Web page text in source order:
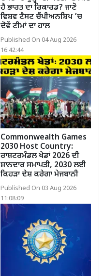
ਹੈ ਭਾਰਤ ਦਾ ਰਿਕਾਰਡ? ਜਾਣੋ
ਵਿਸ਼ਵ ਟੈਸਟ ਚੈਂਪੀਅਨਸ਼ਿਪ ’ਚ
ਦੋਵੇਂ ਟੀਮਾਂ ਦਾ ਹਾਲ
Published On 04 Aug 2026
16:42:44
Commonwealth Games
2030 Host Country:
ਰਾਸ਼ਟਰਮੰਡਲ ਖੇਡਾਂ 2026 ਦੀ
ਸ਼ਾਨਦਾਰ ਸਮਾਪਤੀ, 2030 ਲਈ
ਕਿਹੜਾ ਦੇਸ਼ ਕਰੇਗਾ ਮੇਜਬਾਨੀ
Published On 03 Aug 2026
11:08:09